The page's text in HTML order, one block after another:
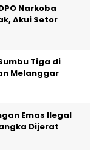
Narkoba
Akui Setor
Tiga di
Melanggar
Emas Ilegal
Dijerat